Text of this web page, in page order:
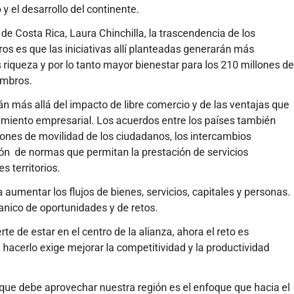
el desarrollo del continente.
Costa Rica, Laura Chinchilla, la trascendencia de los
es que las iniciativas allí planteadas generarán más
y por lo tanto mayor bienestar para los 210 millones de
más allá del impacto de libre comercio y de las ventajas que
empresarial. Los acuerdos entre los países también
de movilidad de los ciudadanos, los intercambios
de normas que permitan la prestación de servicios
territorios.
aumentar los flujos de bienes, servicios, capitales y personas.
de oportunidades y de retos.
de estar en el centro de la alianza, ahora el reto es
exige mejorar la competitividad y la productividad
debe aprovechar nuestra región es el enfoque que hacia el